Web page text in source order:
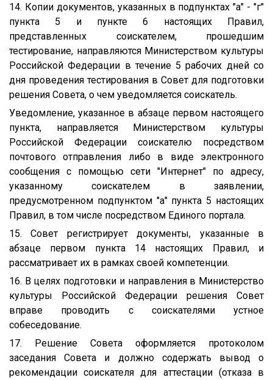
14. Копии документов, указанных в подпунктах "а" - "г"
пункта 5 и пункте 6 настоящих Правил,
представленных соискателем, прошедшим
тестирование, направляются Министерством культуры
Российской Федерации в течение 5 рабочих дней со
дня проведения тестирования в Совет для подготовки
решения Совета, о чем уведомляется соискатель.
Уведомление, указанное в абзаце первом настоящего
пункта, направляется Министерством культуры
Российской Федерации соискателю посредством
почтового отправления либо в виде электронного
сообщения с помощью сети "Интернет" по адресу,
указанному соискателем в заявлении,
предусмотренном подпунктом "а" пункта 5 настоящих
Правил, в том числе посредством Единого портала.
15. Совет регистрирует документы, указанные в
абзаце первом пункта 14 настоящих Правил, и
рассматривает их в рамках своей компетенции.
16. В целях подготовки и направления в Министерство
культуры Российской Федерации решения Совет
вправе проводить с соискателями устное
собеседование.
17. Решение Совета оформляется протоколом
заседания Совета и должно содержать вывод о
рекомендации соискателя для аттестации (отказа в